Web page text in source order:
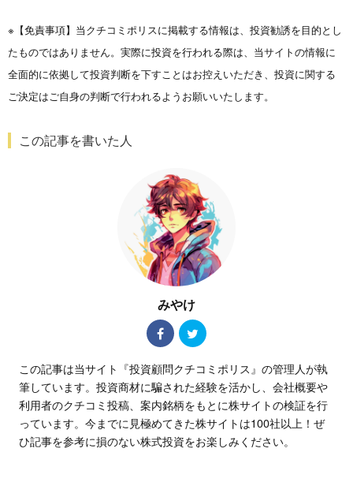
※【免責事項】当クチコミポリスに掲載する情報は、投資勧誘を目的とし
たものではありません。実際に投資を行われる際は、当サイトの情報に
全面的に依拠して投資判断を下すことはお控えいただき、投資に関する
ご決定はご自身の判断で行われるようお願いいたします。
この記事を書いた人
みやけ
この記事は当サイト『投資顧問クチコミポリス』の管理人が執
筆しています。投資商材に騙された経験を活かし、会社概要や
利用者のクチコミ投稿、案内銘柄をもとに株サイトの検証を行
っています。今までに見極めてきた株サイトは100社以上！ぜ
ひ記事を参考に損のない株式投資をお楽しみください。